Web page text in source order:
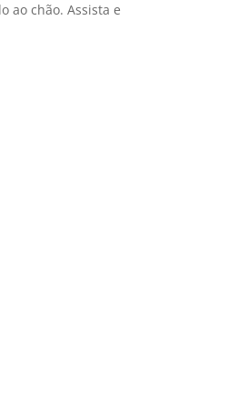
ao chão. Assista e